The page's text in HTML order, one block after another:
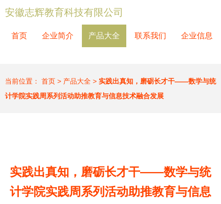
安徽志辉教育科技有限公司
首页 企业简介 产品大全 联系我们 企业信息
当前位置： 首页 > 产品大全 > 实践出真知，磨砺长才干——数学与统
计学院实践周系列活动助推教育与信息技术融合发展
实践出真知，磨砺长才干——数学与统
计学院实践周系列活动助推教育与信息